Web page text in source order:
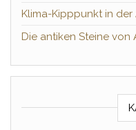
Klima-Kipppunkt in der
Die antiken Steine von